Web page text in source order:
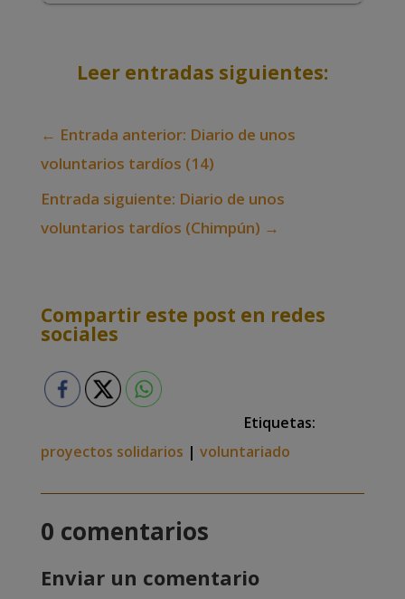
Leer entradas siguientes:
← Entrada anterior: Diario de unos
voluntarios tardíos (14)
Entrada siguiente: Diario de unos
voluntarios tardíos (Chimpún) →
Compartir este post en redes
sociales
Etiquetas:
proyectos solidarios | voluntariado
0 comentarios
Enviar un comentario